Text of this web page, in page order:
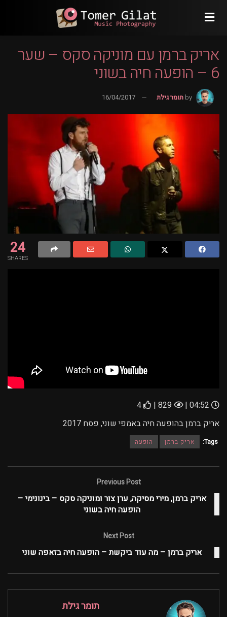
אריק ברמן עם מוניקה סקס – שער
6 – הופעה חיה בשוני
by תומר גילת 16/04/2017
24
SHARES
אריק ברמן בהופעה חיה באמפי שוני, פסח 2017
Tags: אריק ברמן הופעה
Previous Post
אריק ברמן, מירי מסיקה, ערן צור ומוניקה סקס – בינונימי –
הופעה חיה בשוני
Next Post
אריק ברמן – מה עוד ביקשת – הופעה חיה בזאפה שוני
תומר גילת